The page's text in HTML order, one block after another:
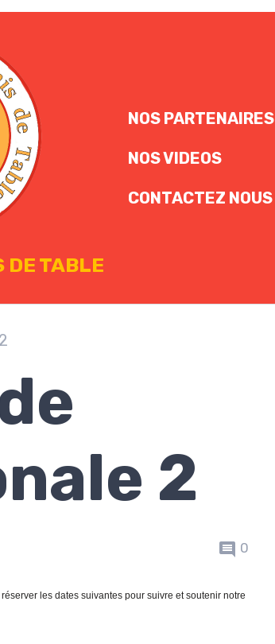
DE TABLE
NOS PARTENAIRES
NOS VIDEOS
CONTACTEZ NOUS
2
0
les dates suivantes pour suivre et soutenir notre